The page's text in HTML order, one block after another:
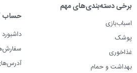
برخی دسته‌بندی‌های مهم
اسباب‌بازی
پوشک
غذاخوری
بهداشت و حمام
حساب
داشبورد